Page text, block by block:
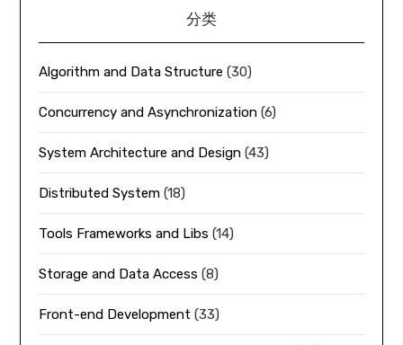
分类
Algorithm and Data Structure (30)
Concurrency and Asynchronization (6)
System Architecture and Design (43)
Distributed System (18)
Tools Frameworks and Libs (14)
Storage and Data Access (8)
Front-end Development (33)